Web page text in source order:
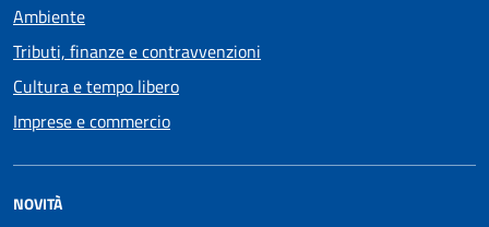
Ambiente
Tributi, finanze e contravvenzioni
Cultura e tempo libero
Imprese e commercio
NOVITÀ